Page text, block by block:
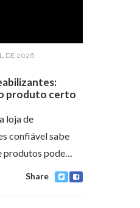
DE 2026
produto certo
loja de
confiável sabe
produtos pode…
Share